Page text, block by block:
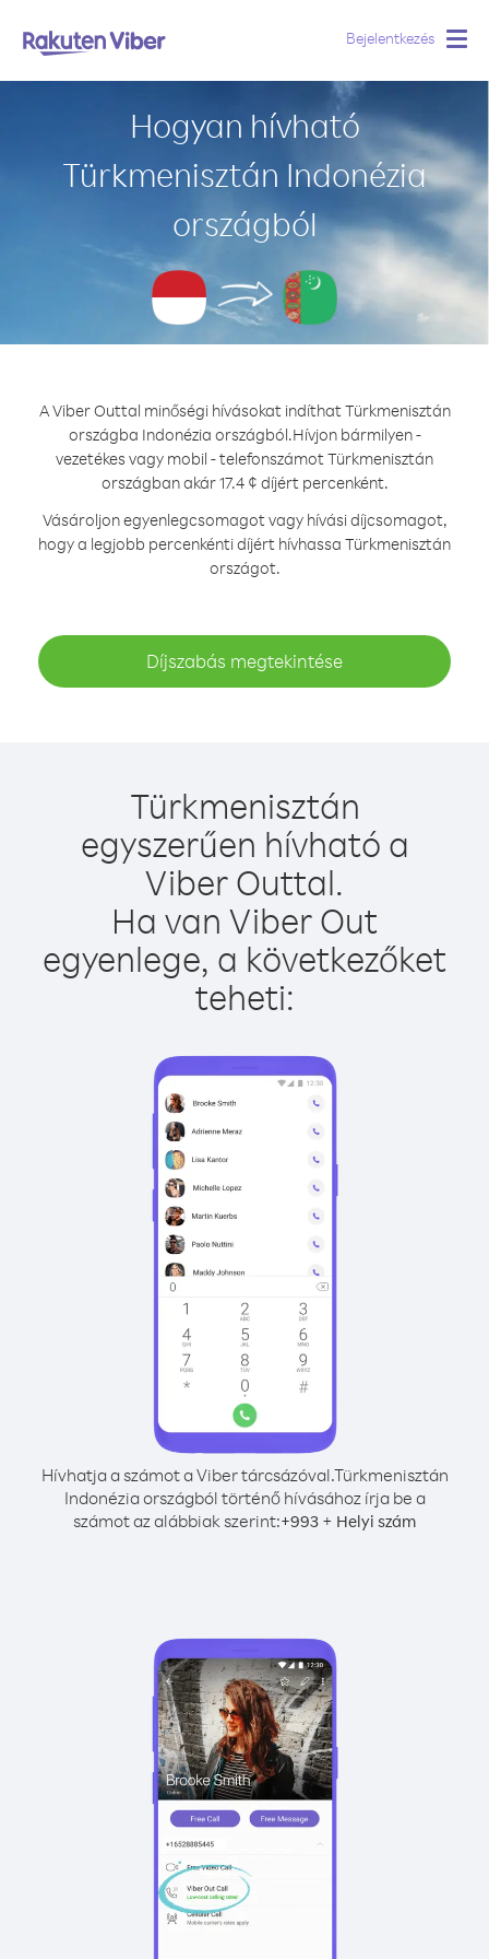
Bejelentkezés
Hogyan hívható
Türkmenisztán Indonézia
országból
A Viber Outtal minőségi hívásokat indíthat Türkmenisztán
országba Indonézia országból.Hívjon bármilyen -
vezetékes vagy mobil - telefonszámot Türkmenisztán
országban akár 17.4 ¢ díjért percenként.
Vásároljon egyenlegcsomagot vagy hívási díjcsomagot,
hogy a legjobb percenkénti díjért hívhassa Türkmenisztán
országot.
Díjszabás megtekintése
Türkmenisztán
egyszerűen hívható a
Viber Outtal.
Ha van Viber Out
egyenlege, a következőket
teheti:
Hívhatja a számot a Viber tárcsázóval.Türkmenisztán
Indonézia országból történő hívásához írja be a
számot az alábbiak szerint:+993 + Helyi szám